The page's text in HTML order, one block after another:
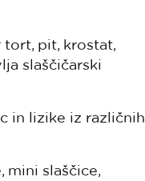
tort, pit, krostat,
slaščičarski
in lizike iz različnih
mini slaščice,